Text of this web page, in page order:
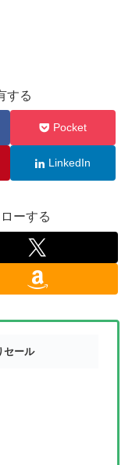
する
Pocket
LinkedIn
ーする
セール